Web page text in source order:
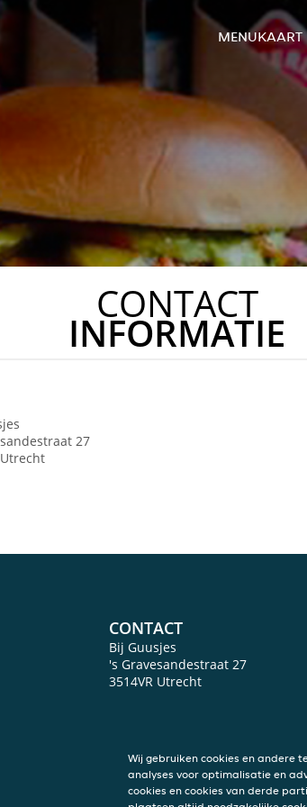
MENUKAART
CONTACT
INFORMATIE
27
Utrecht
CONTACT
Bij Guusjes
's Gravesandestraat 27
3514VR Utrecht
Wij gebruiken cookies en andere
analyses voor optimalisatie en
cookies en cookies van derde